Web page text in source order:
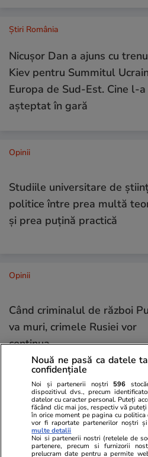
Știri România
Nicușor Dan a ajuns cu
Kiev pentru Summitul
Europa de Sud-Est. Cine l-a
așteptat în gară
Opinii
Studiile universitare de
politice între prea multă
și prea puțină practică
Opinii
Când criminalul de război
va muri, crimele Rusiei vor
continua
Studiu Every Can Counts
Bunicii și părinții reciclează,
Nouă ne pasă ca datele
confidențiale
Noi și partenerii noștri 596
dispozitivul dvs., precum
datelor cu caracter personal. Puteți
făcând clic mai jos, respectiv vă
în orice moment pe pagina cu
vor fi raportate partenerilor noștri
multe detalii
Noi si partenerii nostri (retelele de
partenere, precum si furnizorii
prelucram date pentru a permite